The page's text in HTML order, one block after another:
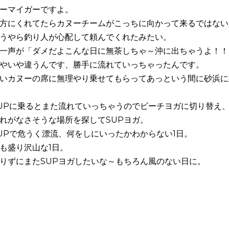
マイガーですよ。
にくれてたらカヌーチームがこっちに向かって来るではな
やら釣り人が心配して頼んでくれたみたい。
声が「ダメだよこんな日に無茶しちゃ～沖に出ちゃうよ！！
いや違うんです、勝手に流れていっちゃったんです。
カヌーの席に無理やり乗せてもらってあっという間に砂浜
に乗るとまた流れていっちゃうのでビーチヨガに切り替え、
がなさそうな場所を探してSUPヨガ。
で危うく漂流、何をしにいったかわからない1日。
盛り沢山な1日。
ずにまたSUPヨガしたいな～もちろん風のない日に。